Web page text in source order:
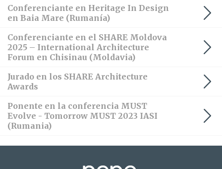
Conferenciante en Heritage In Design
en Baia Mare (Rumanía)
Conferenciante en el SHARE Moldova
2025 – International Architecture
Forum en Chisinau (Moldavia)
Jurado en los SHARE Architecture
Awards
Ponente en la conferencia MUST
Evolve - Tomorrow MUST 2023 IASI
(Rumania)
relacionada con el perfil de navegación del usuario.